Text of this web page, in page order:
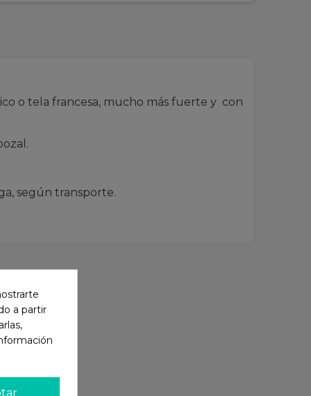
o tela francesa, mucho más fuerte y con
según transporte.
a partir